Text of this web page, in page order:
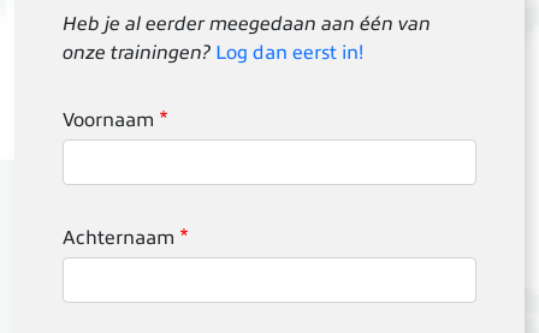
Heb je al eerder meegedaan aan één van
onze trainingen? Log dan eerst in!
Voornaam
Achternaam